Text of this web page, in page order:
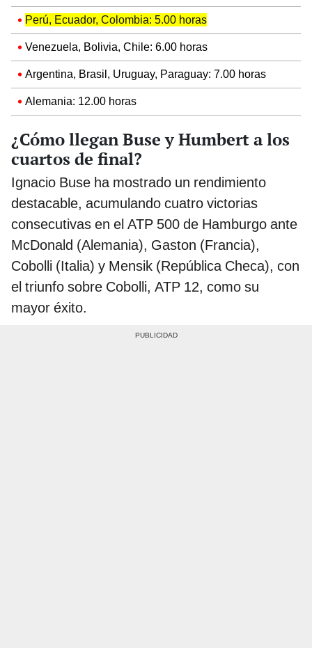
Perú, Ecuador, Colombia: 5.00 horas
Venezuela, Bolivia, Chile: 6.00 horas
Argentina, Brasil, Uruguay, Paraguay: 7.00 horas
Alemania: 12.00 horas
¿Cómo llegan Buse y Humbert a los
cuartos de final?
Ignacio Buse ha mostrado un rendimiento
destacable, acumulando cuatro victorias
consecutivas en el ATP 500 de Hamburgo ante
McDonald (Alemania), Gaston (Francia),
Cobolli (Italia) y Mensik (República Checa), con
el triunfo sobre Cobolli, ATP 12, como su
mayor éxito.